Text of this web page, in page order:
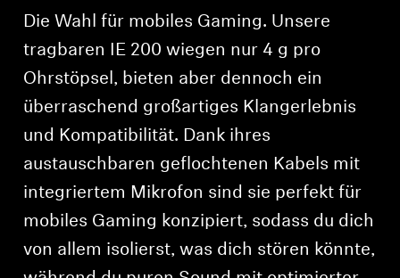
Die Wahl für mobiles Gaming. Unsere
tragbaren IE 200 wiegen nur 4 g pro
Ohrstöpsel, bieten aber dennoch ein
überraschend großartiges Klangerlebnis
und Kompatibilität. Dank ihres
austauschbaren geflochtenen Kabels mit
integriertem Mikrofon sind sie perfekt für
mobiles Gaming konzipiert, sodass du dich
von allem isolierst, was dich stören könnte,